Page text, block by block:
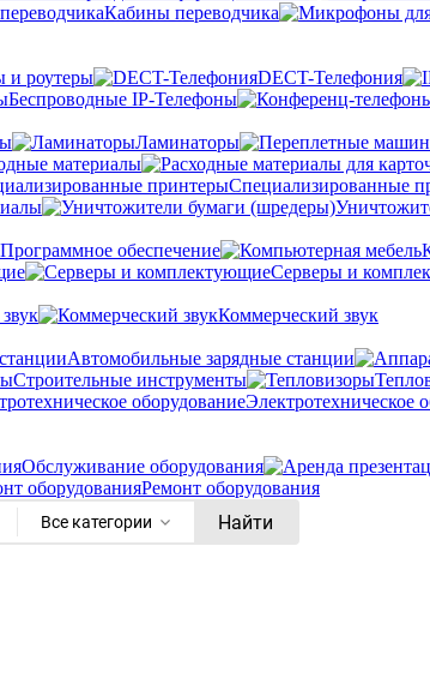
Кабины переводчика
роутеры
DECT-Телефония
Беспроводные IP-Телефоны
Ламинаторы
материалы
Специализированные
Программное обеспечение
Серверы и
Коммерческий звук
Автомобильные зарядные станции
Строительные инструменты
Электротехническое
Oбслуживание оборудования
Ремонт оборудования
Все категории Найти